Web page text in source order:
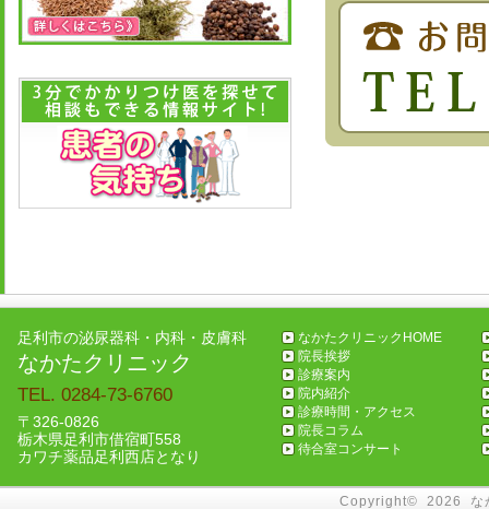
足利市の泌尿器科・内科・皮膚科
なかたクリニック
TEL. 0284-73-6760
〒326-0826
栃木県足利市借宿町558
カワチ薬品足利西店となり
なかたクリニックHOME
院長挨拶
診療案内
院内紹介
診療時間・アクセス
院長コラム
待合室コンサート
Copyright© 2026 な